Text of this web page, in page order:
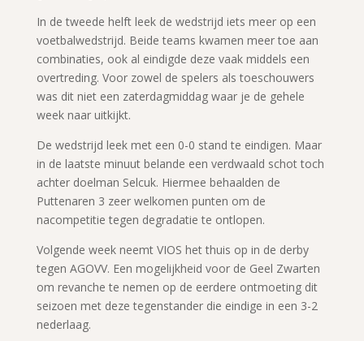
In de tweede helft leek de wedstrijd iets meer op een
voetbalwedstrijd. Beide teams kwamen meer toe aan
combinaties, ook al eindigde deze vaak middels een
overtreding. Voor zowel de spelers als toeschouwers
was dit niet een zaterdagmiddag waar je de gehele
week naar uitkijkt.
De wedstrijd leek met een 0-0 stand te eindigen. Maar
in de laatste minuut belande een verdwaald schot toch
achter doelman Selcuk. Hiermee behaalden de
Puttenaren 3 zeer welkomen punten om de
nacompetitie tegen degradatie te ontlopen.
Volgende week neemt VIOS het thuis op in de derby
tegen AGOVV. Een mogelijkheid voor de Geel Zwarten
om revanche te nemen op de eerdere ontmoeting dit
seizoen met deze tegenstander die eindige in een 3-2
nederlaag.